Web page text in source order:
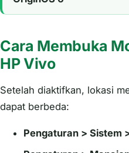
Cara Membuka
HP Vivo
Setelah diaktifkan, lokasi
dapat berbeda:
Pengaturan > Sistem